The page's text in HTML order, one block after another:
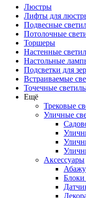
Люстры
Лифты для
Подвесные
Потолочные
Торшеры
Настенные
Настольные
Подсветки для
Встраиваемые
Точечные
Ещё
Трековые
Уличные
Аксессуары
Блоки